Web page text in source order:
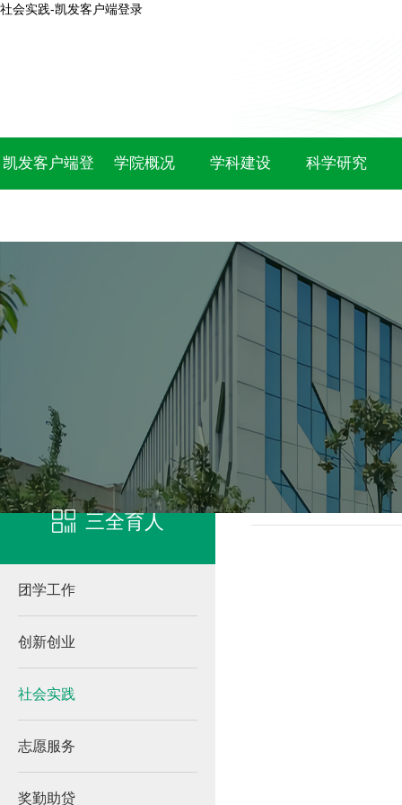
社会实践-凯发客户端登录
凯发客户端登 学院概况 学科建设 科学研究
三全育人
团学工作
创新创业
社会实践
志愿服务
奖勤助贷
凯发客户端登录 社会实